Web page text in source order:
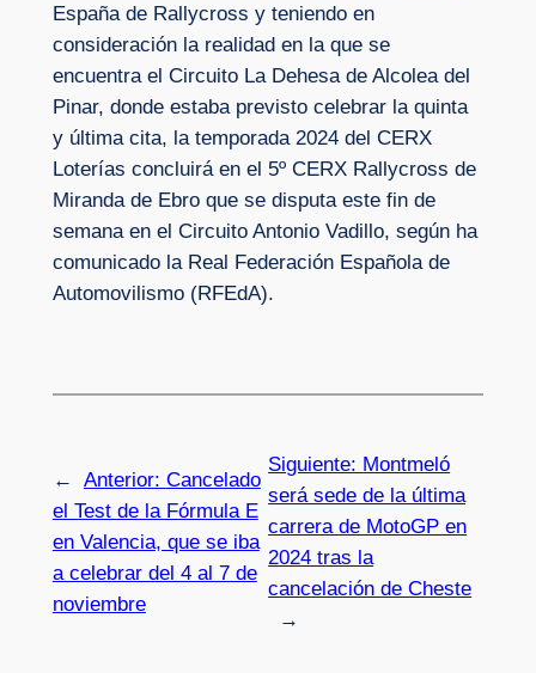
España de Rallycross y teniendo en
consideración la realidad en la que se
encuentra el Circuito La Dehesa de Alcolea del
Pinar, donde estaba previsto celebrar la quinta
y última cita, la temporada 2024 del CERX
Loterías concluirá en el 5º CERX Rallycross de
Miranda de Ebro que se disputa este fin de
semana en el Circuito Antonio Vadillo, según ha
comunicado la Real Federación Española de
Automovilismo (RFEdA).
← Anterior: Cancelado
el Test de la Fórmula E
en Valencia, que se iba
a celebrar del 4 al 7 de
noviembre
Siguiente: Montmeló
será sede de la última
carrera de MotoGP en
2024 tras la
cancelación de Cheste
→